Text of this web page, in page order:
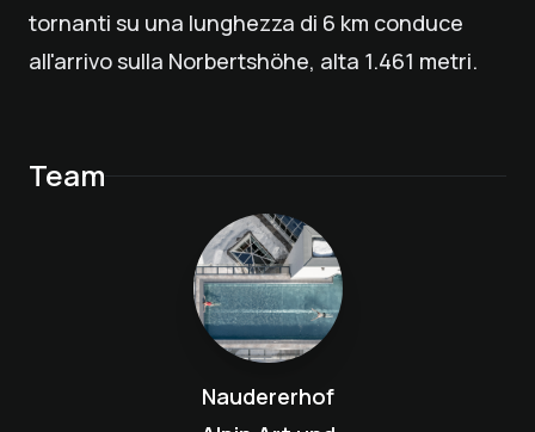
tornanti su una lunghezza di 6 km conduce
all'arrivo sulla Norbertshöhe, alta 1.461 metri.
Team
Naudererhof